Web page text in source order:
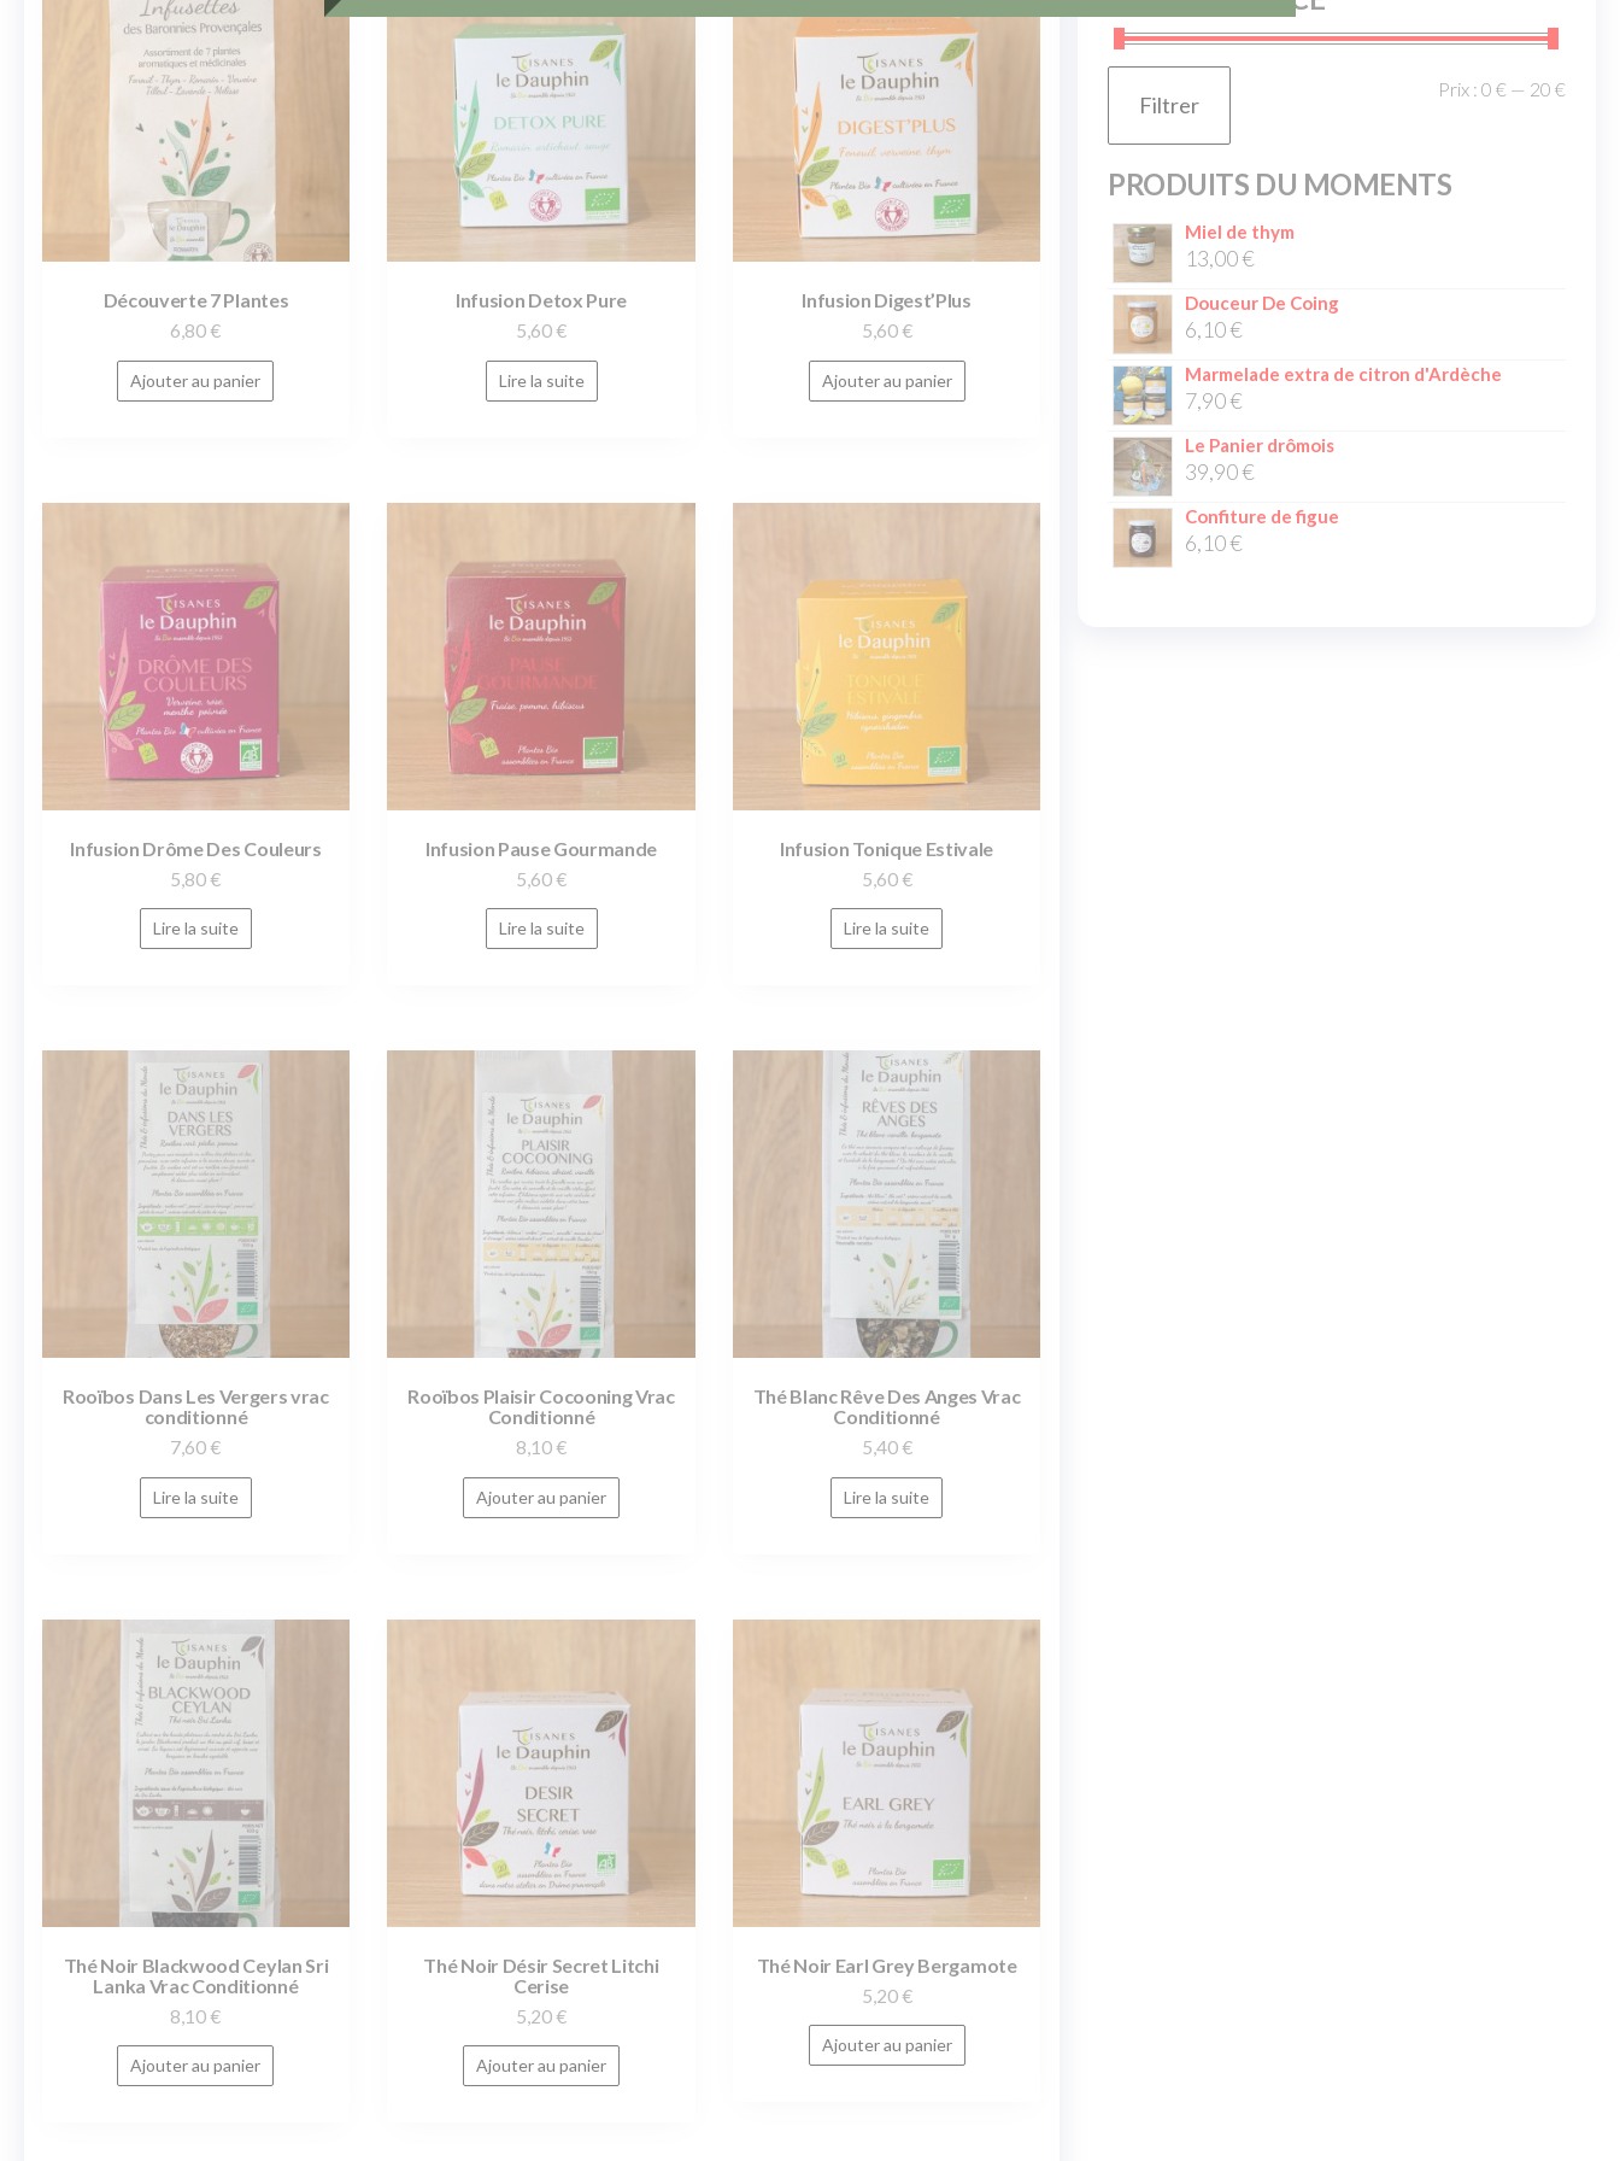
Découverte 7 Plantes
6,80 €
Ajouter au panier
Infusion Detox Pure
5,60 €
Lire la suite
Infusion Digest’Plus
5,60 €
Ajouter au panier
Infusion Drôme Des Couleurs
5,80 €
Lire la suite
Infusion Pause Gourmande
5,60 €
Lire la suite
Infusion Tonique Estivale
5,60 €
Lire la suite
Rooïbos Dans Les Vergers vrac
conditionné
7,60 €
Lire la suite
Rooïbos Plaisir Cocooning Vrac
Conditionné
8,10 €
Ajouter au panier
Thé Blanc Rêve Des Anges Vrac
Conditionné
5,40 €
Lire la suite
Thé Noir Blackwood Ceylan Sri
Lanka Vrac Conditionné
8,10 €
Ajouter au panier
Thé Noir Désir Secret Litchi
Cerise
5,20 €
Ajouter au panier
Thé Noir Earl Grey Bergamote
5,20 €
Ajouter au panier
Filtrer
Prix :0 € — 20 €
PRODUITS DU MOMENTS
Miel de thym
13,00€
Douceur De Coing
6,10€
Marmelade extra de citron d'Ardèche
7,90€
Le Panier drômois
39,90€
Confiture de figue
6,10€